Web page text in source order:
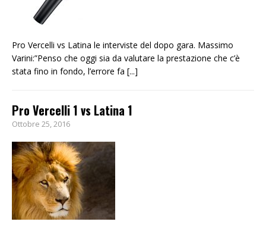
Pro Vercelli vs Latina le interviste del dopo gara. Massimo
Varini:”Penso che oggi sia da valutare la prestazione che c’è
stata fino in fondo, l’errore fa [...]
Pro Vercelli 1 vs Latina 1
Ottobre 25, 2016